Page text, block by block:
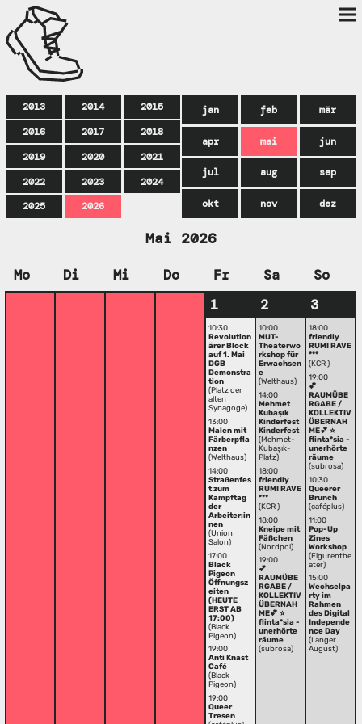
2013 2014
2015
2016
2017
2018
2019
2020
2021
2022
2023
2024
2025
2026
jan feb mär
apr mai jun
jul aug sep
okt nov dez
Mai 2026
Mo Di Mi Do Fr Sa
So
1
10:30
Revolution
ärer Block
auf 1. Mai
DGB
Demonstra
tion
(Platz der
alten
Synagoge)
13:00
Malen mit
Färberpfla
nzen
(Welthaus)
14:00
Straßenfes
t zum
Kampftag
der
Arbeiter:in
nen
(Union
Salon)
17:00
Black
Pigeon
Öffnungsz
eiten
(HEUTE
ERST AB
17:00)
(Black
Pigeon)
19:00
Anti Knast
Café
(Black
Pigeon)
19:00
Queer
Tresen
2
10:00
MUT-
Theaterwo
rkshop für
Erwachsen
e
(Welthaus)
14:00
Mehmet
Kubaşık
Kinderfest
Kinderfest
(Mehmet-
Kubaşık-
Platz)
18:00
friendly
RUMI RAVE
***
(KCR )
18:00
Kneipe mit
Fäßchen
(Nordpol)
19:00
💕
RAUMÜBE
RGABE /
KOLLEKTIV
ÜBERNAH
ME💕 ⭐️
flinta*sia -
unerhörte
räume
(subrosa)
3
18:00
friendly
RUMI RAVE
***
(KCR )
19:00
💕
RAUMÜBE
RGABE /
KOLLEKTIV
ÜBERNAH
ME💕 ⭐️
flinta*sia -
unerhörte
räume
(subrosa)
10:30
Queerer
Brunch
(caféplus)
11:00
Pop-Up
Zines
Workshop
(Figurenthe
ater)
15:00
Wechselpa
rty im
Rahmen
des Digital
Independe
nce Day
(Langer
August)